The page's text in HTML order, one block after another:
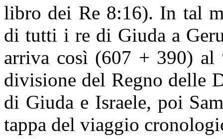
libro dei Re 8:16). In tal
di tutti i re di Giuda a
arriva così (607 + 390) al
divisione del Regno delle
di Giuda e Israele, poi
tappa del viaggio